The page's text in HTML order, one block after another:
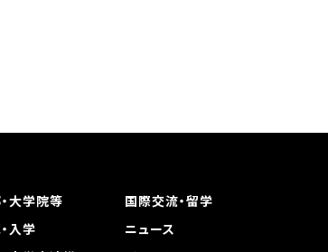
大学院等
国際交流・留学
入学
ニュース